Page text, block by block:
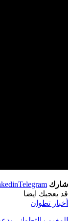
شارك Telegram
قد يعجبك ايضا
أخبار تطوان